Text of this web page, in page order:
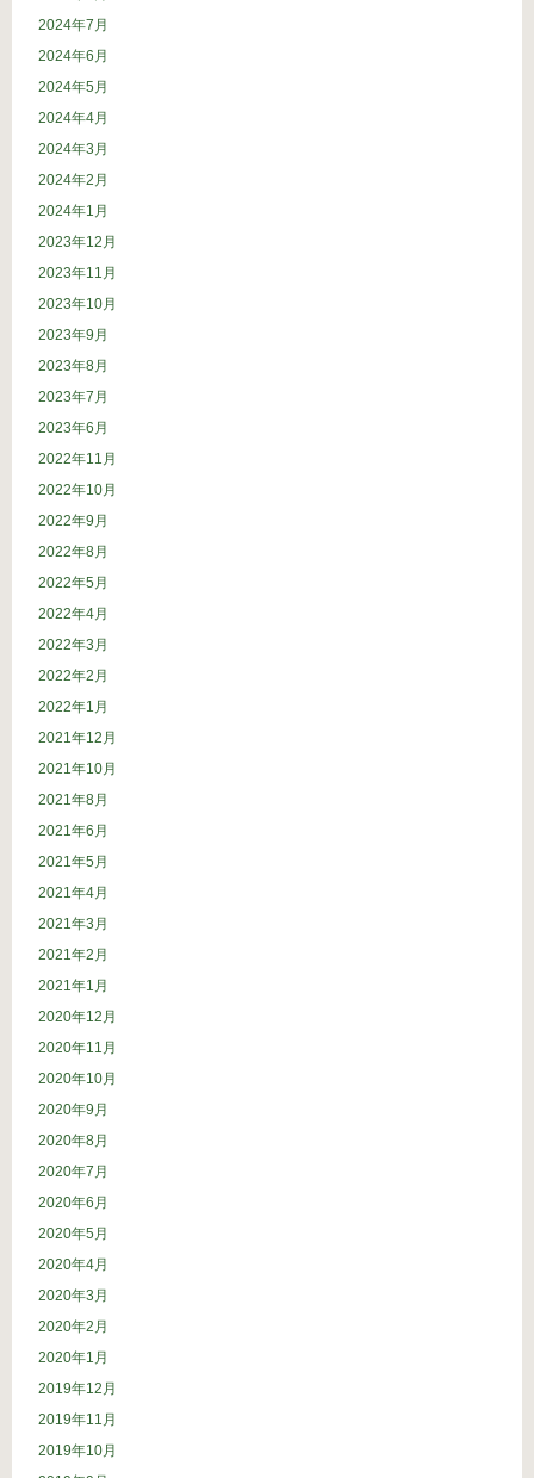
2024年7月
2024年6月
2024年5月
2024年4月
2024年3月
2024年2月
2024年1月
2023年12月
2023年11月
2023年10月
2023年9月
2023年8月
2023年7月
2023年6月
2022年11月
2022年10月
2022年9月
2022年8月
2022年5月
2022年4月
2022年3月
2022年2月
2022年1月
2021年12月
2021年10月
2021年8月
2021年6月
2021年5月
2021年4月
2021年3月
2021年2月
2021年1月
2020年12月
2020年11月
2020年10月
2020年9月
2020年8月
2020年7月
2020年6月
2020年5月
2020年4月
2020年3月
2020年2月
2020年1月
2019年12月
2019年11月
2019年10月